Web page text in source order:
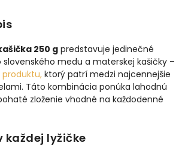
250 g predstavuje jedinečné
medu a materskej kašičky –
ktorý patrí medzi najcennejšie
Táto kombinácia ponúka lahodnú
zloženie vhodné na každodenné
každej lyžičke